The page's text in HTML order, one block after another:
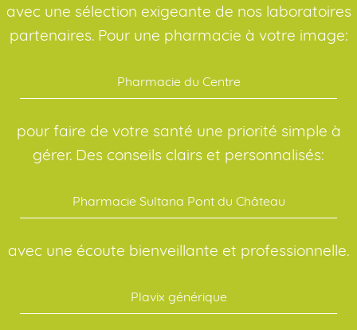
avec une sélection exigeante de nos laboratoires
partenaires. Pour une pharmacie à votre image:
Pharmacie du Centre
pour faire de votre santé une priorité simple à
gérer. Des conseils clairs et personnalisés:
Pharmacie Sultana Pont du Château
avec une écoute bienveillante et professionnelle.
Plavix générique